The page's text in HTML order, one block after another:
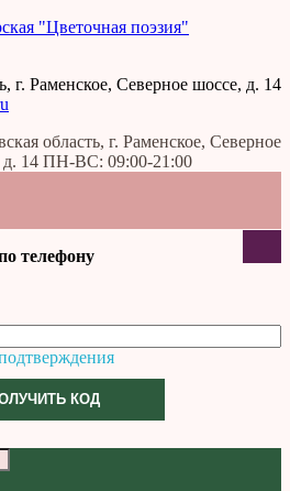
г. Раменское, Северное шоссе, д. 14
область, г. Раменское, Северное
д. 14 ПН-ВС: 09:00-21:00
телефону
КОД